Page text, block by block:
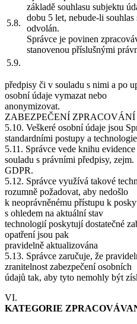
5.8.
základě souhlasu subjektu
dobu 5 let, nebude-li
odvolán.
Správce je povinen
stanovenou příslušnými
5.9.
předpisy či v souladu s nimi a po
osobní údaje vymazat nebo
anonymizovat.
ZABEZPEČENÍ ZPRACOVÁNÍ
5.10. Veškeré osobní údaje jsou
standardními postupy a
5.11. Správce vede knihu
souladu s právními předpisy, zejm.
GDPR.
5.12. Správce využívá takové
rozumně požadovat, aby nedošlo
k neoprávněnému přístupu k
s ohledem na aktuální stav
technologií poskytují dostatečné
opatření jsou pak
pravidelně aktualizována
5.13. Správce zaručuje, že
zranitelnost zabezpečení osobních
údajů tak, aby tyto nemohly být
VI.
KATEGORIE